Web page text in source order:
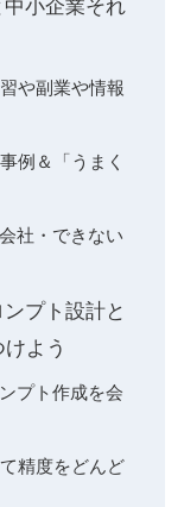
小企業それ
や副業や情報
例＆「うまく
社・できない
プト設計と
よう
プト作成を会
精度をどんど